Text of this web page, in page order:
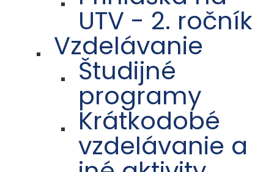
UTV - 2. ročník
Vzdelávanie
Študijné
programy
Krátkodobé
vzdelávanie a